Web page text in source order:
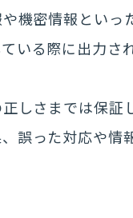
機密情報とい
いる際に出力さ
しさまでは保
誤った対応や情